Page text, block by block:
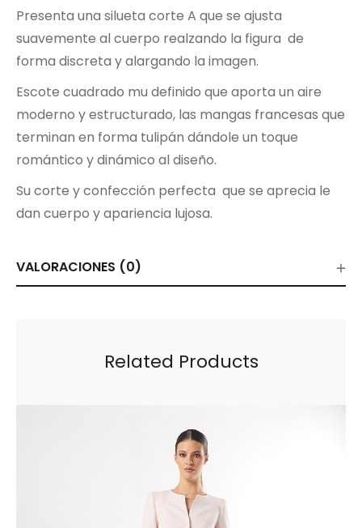
Presenta una silueta corte A que se ajusta
suavemente al cuerpo realzando la figura de
forma discreta y alargando la imagen.
Escote cuadrado mu definido que aporta un aire
moderno y estructurado, las mangas francesas que
terminan en forma tulipán dándole un toque
romántico y dinámico al diseño.
Su corte y confección perfecta que se aprecia le
dan cuerpo y apariencia lujosa.
VALORACIONES (0)
Related Products